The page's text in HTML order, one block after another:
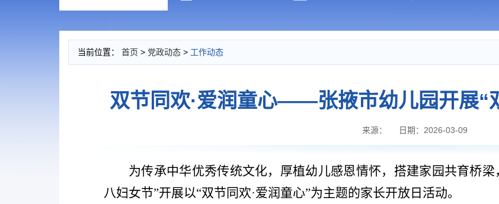
当前位置： 首页 > 党政动态 > 工作动态
双节同欢·爱润童心——张掖市幼儿园开展“
来源： 日期：2026-03-09
为传承中华优秀传统文化，厚植幼儿感恩情怀，搭建家园共育桥梁
八妇女节”开展以“双节同欢·爱润童心”为主题的家长开放日活动。